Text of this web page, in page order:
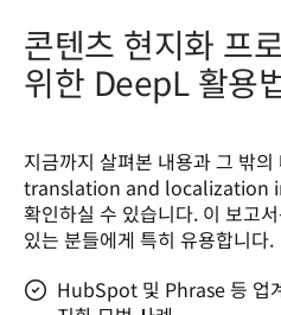
콘텐츠 현지화 프
위한 DeepL 활용
지금까지 살펴본 내용과 그 밖의
translation and localization
확인하실 수 있습니다. 이 보고
있는 분들에게 특히 유용합니다.
HubSpot 및 Phrase 등 업